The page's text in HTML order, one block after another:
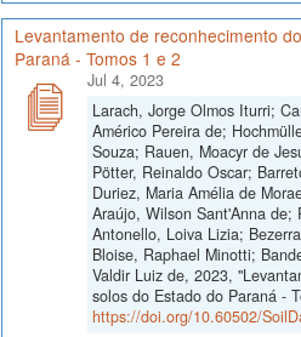
Levantamento de reconhecimento
Paraná - Tomos 1 e 2
Jul 4, 2023
Larach, Jorge Olmos Iturri;
Américo Pereira de;
Souza; Rauen, Moacyr de
Pötter, Reinaldo Oscar;
Duriez, Maria Amélia de
Araújo, Wilson Sant'Anna de;
Antonello, Loiva Lizia;
Bloise, Raphael Minotti;
Valdir Luiz de, 2023,
solos do Estado do Paraná -
https://doi.org/10.60502/